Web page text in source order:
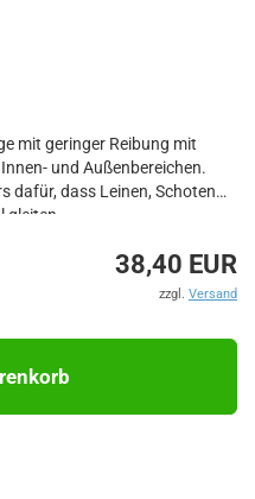
mit geringer Reibung mit
und Außenbereichen.
dafür, dass Leinen, Schoten
gleiten.
38,40 EUR
zzgl. Versand